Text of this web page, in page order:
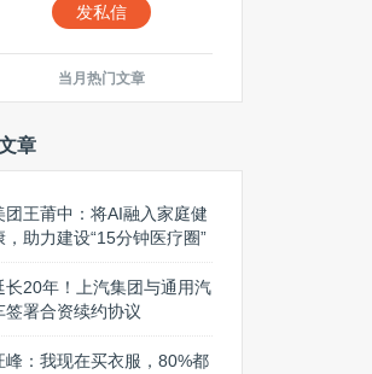
发私信
当月热门文章
章
团王莆中：将AI融入家庭健
，助力建设“15分钟医疗圈”
长20年！上汽集团与通用汽
签署合资续约协议
峰：我现在买衣服，80%都